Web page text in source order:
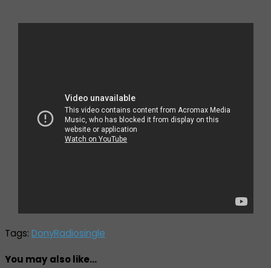
Tags: DonyRadiosingle
You may also like...